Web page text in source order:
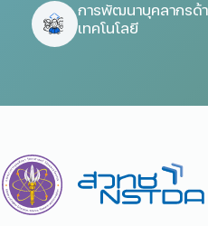
การพัฒนาบุคลากรด้
เทคโนโลยี